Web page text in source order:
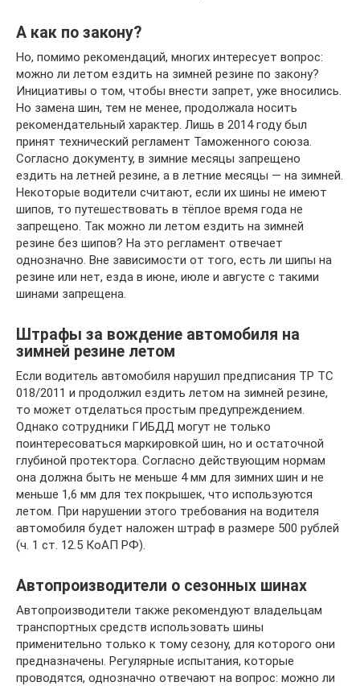
А как по закону?
Но, помимо рекомендаций, многих интересует вопрос:
можно ли летом ездить на зимней резине по закону?
Инициативы о том, чтобы внести запрет, уже вносились.
Но замена шин, тем не менее, продолжала носить
рекомендательный характер. Лишь в 2014 году был
принят технический регламент Таможенного союза.
Согласно документу, в зимние месяцы запрещено
ездить на летней резине, а в летние месяцы — на зимней.
Некоторые водители считают, если их шины не имеют
шипов, то путешествовать в тёплое время года не
запрещено. Так можно ли летом ездить на зимней
резине без шипов? На это регламент отвечает
однозначно. Вне зависимости от того, есть ли шипы на
резине или нет, езда в июне, июле и августе с такими
шинами запрещена.
Штрафы за вождение автомобиля на
зимней резине летом
Если водитель автомобиля нарушил предписания ТР ТС
018/2011 и продолжил ездить летом на зимней резине,
то может отделаться простым предупреждением.
Однако сотрудники ГИБДД могут не только
поинтересоваться маркировкой шин, но и остаточной
глубиной протектора. Согласно действующим нормам
она должна быть не меньше 4 мм для зимних шин и не
меньше 1,6 мм для тех покрышек, что используются
летом. При нарушении этого требования на водителя
автомобиля будет наложен штраф в размере 500 рублей
(ч. 1 ст. 12.5 КоАП РФ).
Автопроизводители о сезонных шинах
Автопроизводители также рекомендуют владельцам
транспортных средств использовать шины
применительно только к тому сезону, для которого они
предназначены. Регулярные испытания, которые
проводятся, однозначно отвечают на вопрос: можно ли